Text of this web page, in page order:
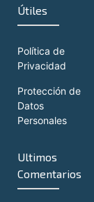
Útiles
Política de
Privacidad
Protección de
Datos
Personales
Ultimos
Comentarios